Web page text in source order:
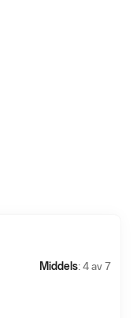
Middels: 4 av 7